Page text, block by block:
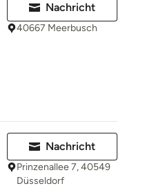
Nachricht
40667 Meerbusch
Nachricht
Prinzenallee 7, 40549
Düsseldorf